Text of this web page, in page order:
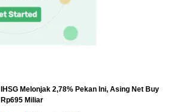
IHSG Melonjak 2,78% Pekan Ini, Asing Net Buy
Rp695 Miliar